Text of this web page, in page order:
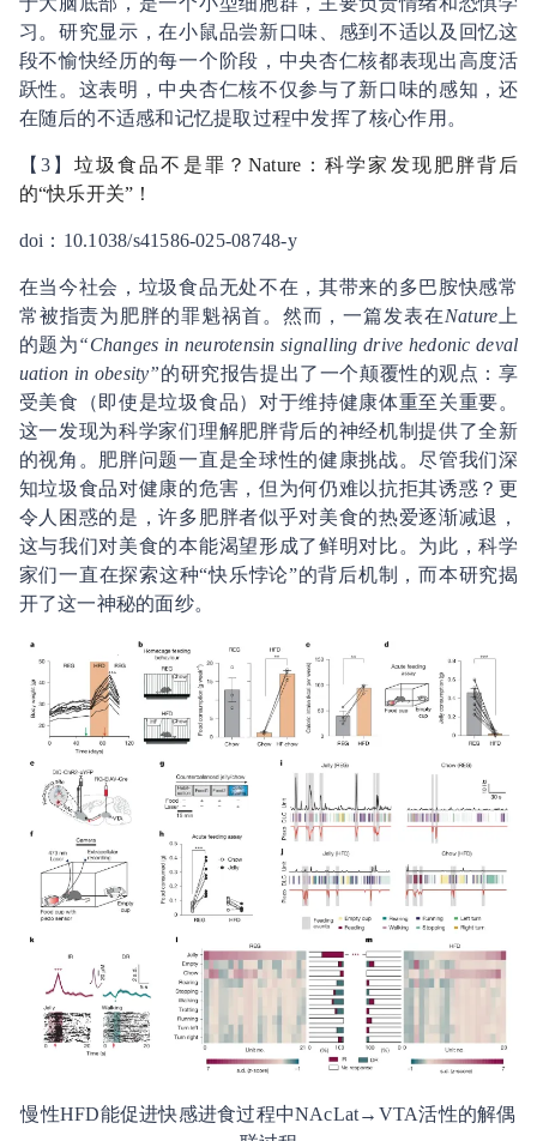
习。研究显示，在小鼠品尝新口味、感到不适以及回忆这
段不愉快经历的每一个阶段，中央杏仁核都表现出高度活
跃性。这表明，中央杏仁核不仅参与了新口味的感知，还
在随后的不适感和记忆提取过程中发挥了核心作用。
【3】 垃圾食品不是罪？Nature：科学家发现肥胖背后
的“快乐开关”！
doi：10.1038/s41586-025-08748-y
在当今社会，垃圾食品无处不在，其带来的多巴胺快感常
常被指责为肥胖的罪魁祸首。然而，一篇发表在Nature 上
的题为“Changes in neurotensin signalling drive hedonic deval
uation in obesity”的研究报告提出了一个颠覆性的观点：享
受美食（即使是垃圾食品）对于维持健康体重至关重要。
这一发现为科学家们理解肥胖背后的神经机制提供了全新
的视角。肥胖问题一直是全球性的健康挑战。尽管我们深
知垃圾食品对健康的危害，但为何仍难以抗拒其诱惑？更
令人困惑的是，许多肥胖者似乎对美食的热爱逐渐减退，
这与我们对美食的本能渴望形成了鲜明对比。为此，科学
家们一直在探索这种“快乐悖论”的背后机制，而本研究揭
开了这一神秘的面纱。
慢性HFD能促进快感进食过程中NAcLat→VTA活性的解偶